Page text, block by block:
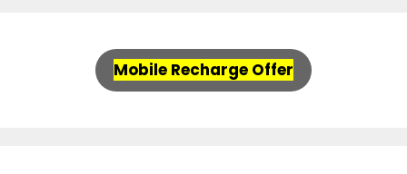
Mobile Recharge Offer